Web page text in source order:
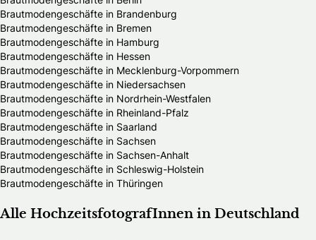
Brautmodengeschäfte in Brandenburg
Brautmodengeschäfte in Bremen
Brautmodengeschäfte in Hamburg
Brautmodengeschäfte in Hessen
Brautmodengeschäfte in Mecklenburg-Vorpommern
Brautmodengeschäfte in Niedersachsen
Brautmodengeschäfte in Nordrhein-Westfalen
Brautmodengeschäfte in Rheinland-Pfalz
Brautmodengeschäfte in Saarland
Brautmodengeschäfte in Sachsen
Brautmodengeschäfte in Sachsen-Anhalt
Brautmodengeschäfte in Schleswig-Holstein
Brautmodengeschäfte in Thüringen
Alle HochzeitsfotografInnen in Deutschland